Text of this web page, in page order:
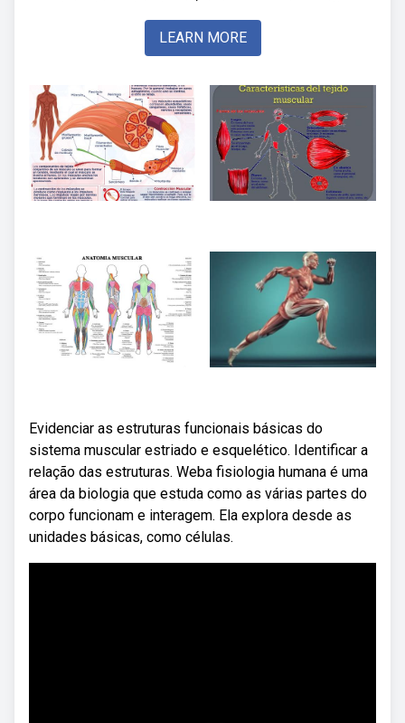
LEARN MORE
Evidenciar as estruturas funcionais básicas do
sistema muscular estriado e esquelético. Identificar a
relação das estruturas. Weba fisiologia humana é uma
área da biologia que estuda como as várias partes do
corpo funcionam e interagem. Ela explora desde as
unidades básicas, como células.